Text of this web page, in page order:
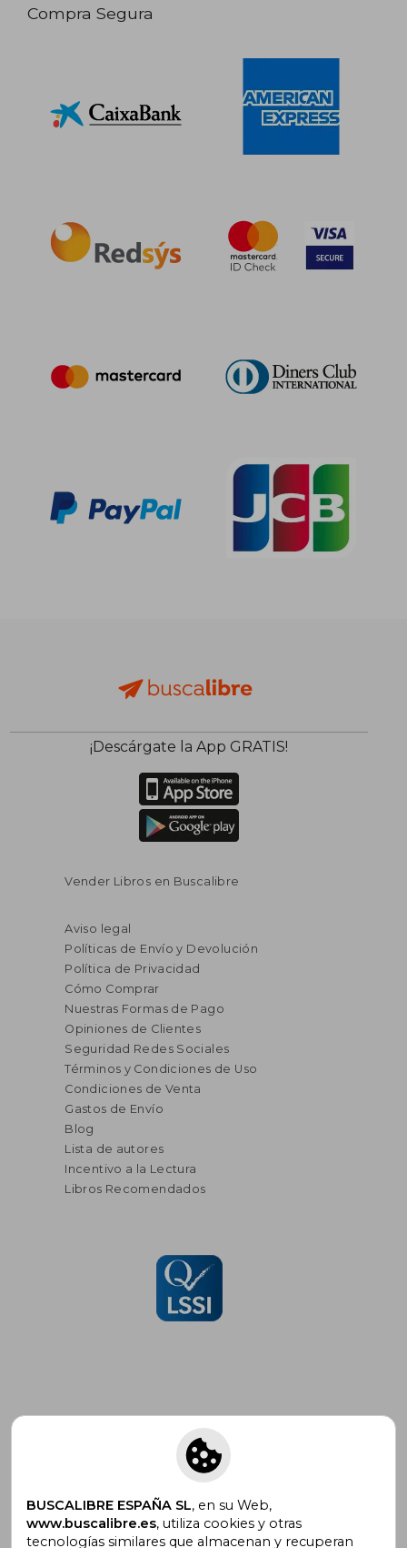
Compra Segura
¡Descárgate la App GRATIS!
Vender Libros en Buscalibre
Aviso legal
Políticas de Envío y Devolución
Política de Privacidad
Cómo Comprar
Nuestras Formas de Pago
Opiniones de Clientes
Seguridad Redes Sociales
Términos y Condiciones de Uso
Condiciones de Venta
Gastos de Envío
Blog
Lista de autores
Incentivo a la Lectura
Libros Recomendados
Suscríbete para recibir ofertas y
promociones
BUSCALIBRE ESPAÑA SL, en su Web,
www.buscalibre.es, utiliza cookies y otras
tecnologías similares que almacenan y recuperan